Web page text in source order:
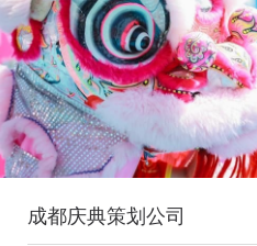
成都庆典策划公司